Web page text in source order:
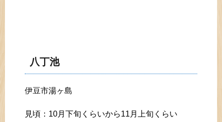
八丁池
伊豆市湯ヶ島
見頃：10月下旬くらいから11月上旬くらい